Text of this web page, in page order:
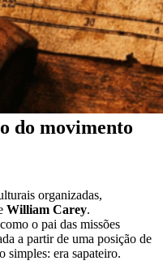
do movimento
organizadas,
William Carey.
o pai das missões
a partir de uma posição de
simples: era sapateiro.